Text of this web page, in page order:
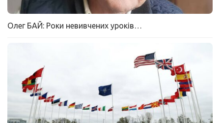
Олег БАЙ: Роки невивчених уроків…